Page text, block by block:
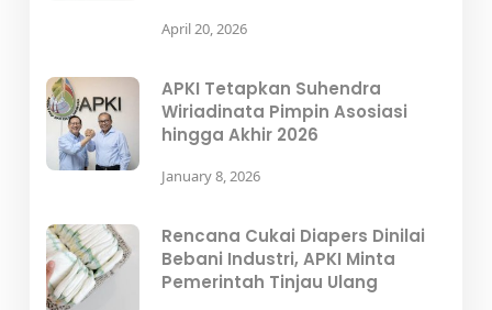
April 20, 2026
APKI Tetapkan Suhendra
Wiriadinata Pimpin Asosiasi
hingga Akhir 2026
January 8, 2026
Rencana Cukai Diapers Dinilai
Bebani Industri, APKI Minta
Pemerintah Tinjau Ulang